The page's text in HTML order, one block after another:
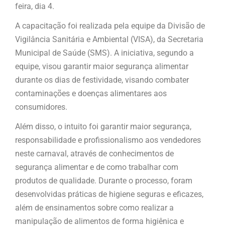
feira, dia 4.
A capacitação foi realizada pela equipe da Divisão de
Vigilância Sanitária e Ambiental (VISA), da Secretaria
Municipal de Saúde (SMS). A iniciativa, segundo a
equipe, visou garantir maior segurança alimentar
durante os dias de festividade, visando combater
contaminações e doenças alimentares aos
consumidores.
Além disso, o intuito foi garantir maior segurança,
responsabilidade e profissionalismo aos vendedores
neste carnaval, através de conhecimentos de
segurança alimentar e de como trabalhar com
produtos de qualidade. Durante o processo, foram
desenvolvidas práticas de higiene seguras e eficazes,
além de ensinamentos sobre como realizar a
manipulação de alimentos de forma higiênica e